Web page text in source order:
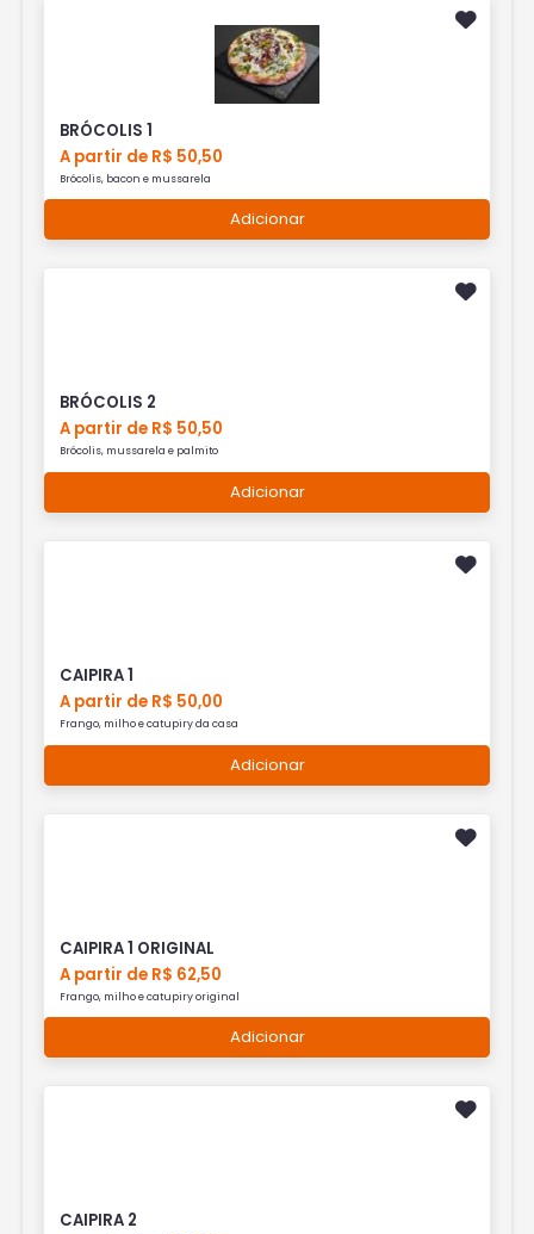
BRÓCOLIS 1
A partir de R$ 50,50
Brócolis, bacon e mussarela
Adicionar
BRÓCOLIS 2
A partir de R$ 50,50
Brócolis, mussarela e palmito
Adicionar
CAIPIRA 1
A partir de R$ 50,00
Frango, milho e catupiry da casa
Adicionar
CAIPIRA 1 ORIGINAL
A partir de R$ 62,50
Frango, milho e catupiry original
Adicionar
CAIPIRA 2